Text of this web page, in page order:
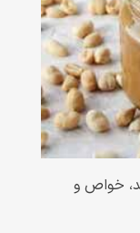
خواص و